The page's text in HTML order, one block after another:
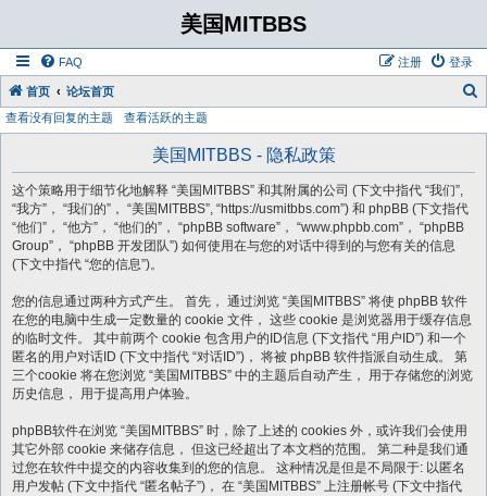
美国MITBBS
FAQ 登录
注册
首页 论坛首页
查看没有回复的主题 查看活跃的主题
美国MITBBS - 隐私政策
这个策略用于细节化地解释 “美国MITBBS” 和其附属的公司 (下文中指代 “我们”,
“我方”， “我们的”， “美国MITBBS”, “https://usmitbbs.com”) 和 phpBB (下文指代
“他们”， “他方”， “他们的”， “phpBB software”， “www.phpbb.com”， “phpBB
Group”， “phpBB 开发团队”) 如何使用在与您的对话中得到的与您有关的信息
(下文中指代 “您的信息”)。
您的信息通过两种方式产生。 首先， 通过浏览 “美国MITBBS” 将使 phpBB 软件
在您的电脑中生成一定数量的 cookie 文件， 这些 cookie 是浏览器用于缓存信息
的临时文件。 其中前两个 cookie 包含用户的ID信息 (下文指代 “用户ID”) 和一个
匿名的用户对话ID (下文中指代 “对话ID”)， 将被 phpBB 软件指派自动生成。 第
三个cookie 将在您浏览 “美国MITBBS” 中的主题后自动产生， 用于存储您的浏览
历史信息， 用于提高用户体验。
phpBB软件在浏览 “美国MITBBS” 时，除了上述的 cookies 外，或许我们会使用
其它外部 cookie 来储存信息， 但这已经超出了本文档的范围。 第二种是我们通
过您在软件中提交的内容收集到的您的信息。 这种情况是但是不局限于: 以匿名
用户发帖 (下文中指代 “匿名帖子”)， 在 “美国MITBBS” 上注册帐号 (下文中指代